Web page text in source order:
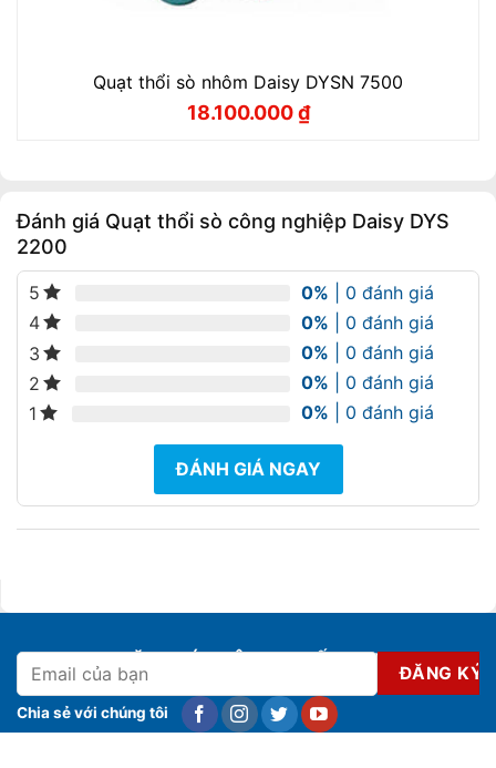
Quạt thổi sò nhôm Daisy DYSN 7500
Giá
18.100.000₫
Giá
Đánh giá Quạt thổi sò công nghiệp Daisy DYS
2200
5 0% | 0 đánh giá
4
0% | 0 đánh giá
3
0% | 0 đánh giá
2
0% | 0 đánh giá
1
0% | 0 đánh giá
ĐÁNH GIÁ NGAY
ĐĂNG KÝ NHẬN KHUYẾN MẠI
Chia sẻ với chúng tôi